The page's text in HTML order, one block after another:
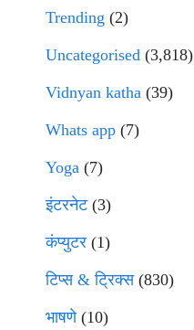
Trending (2)
Uncategorised (3,818)
Vidnyan katha (39)
Whats app (7)
Yoga (7)
इंटरनेट(3)
कंप्युटर (1)
टिप्स & ट्रिक्स(830)
भाषणे(10)